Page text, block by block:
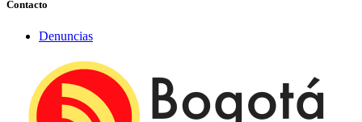
Contacto
Denuncias